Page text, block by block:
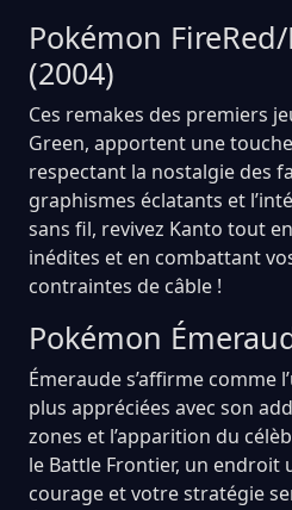
Pokémon
(2004)
Ces remakes des premiers
Green, apportent une
respectant la nostalgie des
graphismes éclatants et
sans fil, revivez Kanto tout
inédites et en combattant
contraintes de câble !
Pokémon
Émeraude s’affirme comme
plus appréciées avec son
zones et l’apparition du
le Battle Frontier, un endroit
courage et votre stratégie